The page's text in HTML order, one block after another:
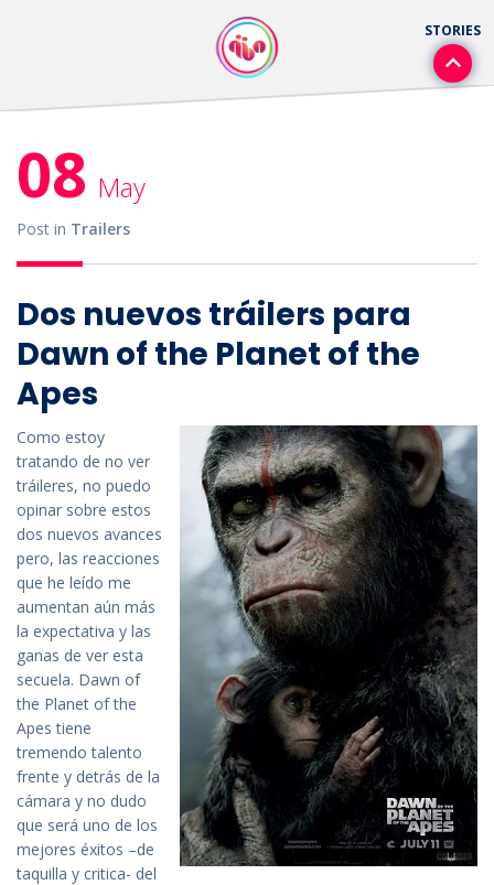
08 May
Post in Trailers
Dos nuevos tráilers para
Dawn of the Planet of the
Apes
Como estoy
tratando de no ver
tráileres, no puedo
opinar sobre estos
dos nuevos avances
pero, las reacciones
que he leído me
aumentan aún más
la expectativa y las
ganas de ver esta
secuela. Dawn of
the Planet of the
Apes tiene
tremendo talento
frente y detrás de la
cámara y no dudo
que será uno de los
mejores éxitos –de
taquilla y critica- del